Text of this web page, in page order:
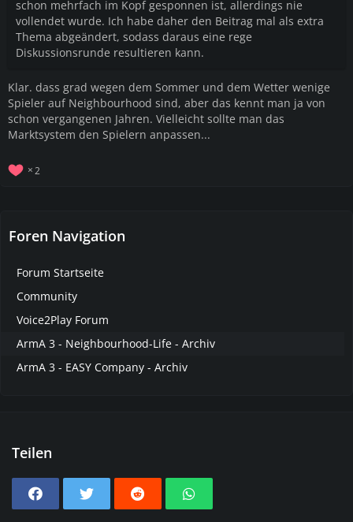
schon mehrfach im Kopf gesponnen ist, allerdings nie
vollendet wurde. Ich habe daher den Beitrag mal als extra
Thema abgeändert, sodass daraus eine rege
Diskussionsrunde resultieren kann.
Klar. dass grad wegen dem Sommer und dem Wetter wenige
Spieler auf Neighbourhood sind, aber das kennt man ja von
schon vergangenen Jahren. Vielleicht sollte man das
Marktsystem den Spielern anpassen...
2
Foren Navigation
Forum Startseite
Community
Voice2Play Forum
ArmA 3 - Neighbourhood-Life - Archiv
ArmA 3 - EASY Company - Archiv
Teilen